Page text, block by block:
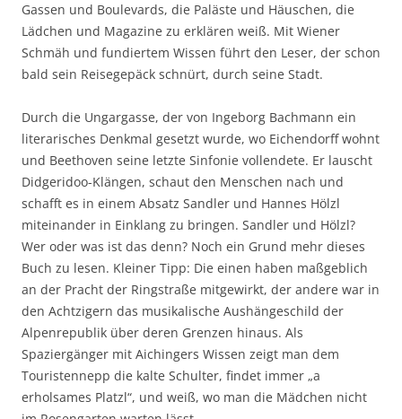
Gassen und Boulevards, die Paläste und Häuschen, die
Lädchen und Magazine zu erklären weiß. Mit Wiener
Schmäh und fundiertem Wissen führt den Leser, der schon
bald sein Reisegepäck schnürt, durch seine Stadt.
Durch die Ungargasse, der von Ingeborg Bachmann ein
literarisches Denkmal gesetzt wurde, wo Eichendorff wohnt
und Beethoven seine letzte Sinfonie vollendete. Er lauscht
Didgeridoo-Klängen, schaut den Menschen nach und
schafft es in einem Absatz Sandler und Hannes Hölzl
miteinander in Einklang zu bringen. Sandler und Hölzl?
Wer oder was ist das denn? Noch ein Grund mehr dieses
Buch zu lesen. Kleiner Tipp: Die einen haben maßgeblich
an der Pracht der Ringstraße mitgewirkt, der andere war in
den Achtzigern das musikalische Aushängeschild der
Alpenrepublik über deren Grenzen hinaus. Als
Spaziergänger mit Aichingers Wissen zeigt man dem
Touristennepp die kalte Schulter, findet immer „a
erholsames Platzl“, und weiß, wo man die Mädchen nicht